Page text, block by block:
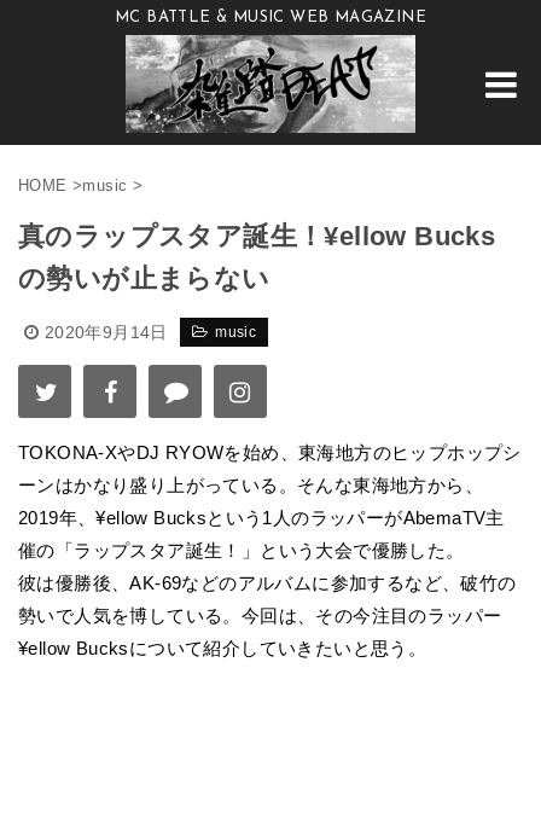
MC BATTLE & MUSIC WEB MAGAZINE
HOME >music >
真のラップスタア誕生！¥ellow Bucks
の勢いが止まらない
2020年9月14日 music
TOKONA-XやDJ RYOWを始め、東海地方のヒップホップシ
ーンはかなり盛り上がっている。そんな東海地方から、
2019年、¥ellow Bucksという1人のラッパーがAbemaTV主
催の「ラップスタア誕生！」という大会で優勝した。
彼は優勝後、AK-69などのアルバムに参加するなど、破竹の
勢いで人気を博している。今回は、その今注目のラッパー
¥ellow Bucksについて紹介していきたいと思う。